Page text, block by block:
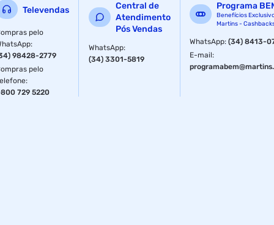
Televendas
pelo
:
98428-2779
pelo
:
729 5220
Central de
Atendimento
Pós Vendas
WhatsApp:
(34) 3301-5819
Programa
Benefícios
Martins -
WhatsApp:(34) 8413-
E-mail: